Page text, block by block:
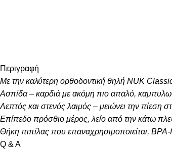
Περιγραφή
Με την καλύτερη ορθοδοντική θηλή NUK
Ασπίδα – καρδιά με ακόμη πιο απαλό,
Λεπτός και στενός λαιμός – μειώνει την πίεση
Επίπεδο πρόσθιο μέρος, λείο από την κάτω
Θήκη πιπίλας που επαναχρησιμοποιείται,
Q & A